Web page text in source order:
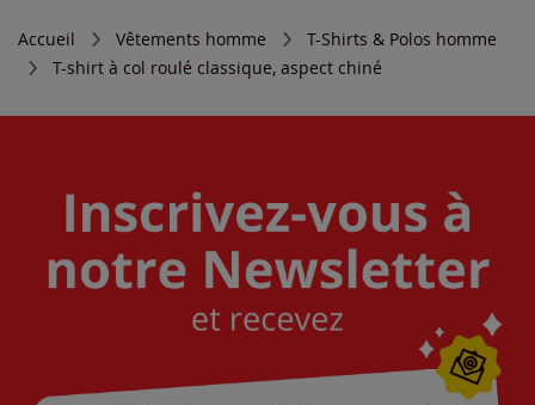
Accueil Vêtements homme
T-Shirts & Polos homme
T-shirt à col roulé classique, aspect chiné